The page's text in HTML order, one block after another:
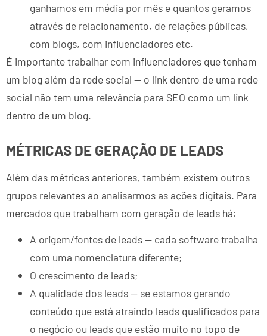
ganhamos em média por mês e quantos geramos
através de relacionamento, de relações públicas,
com blogs, com influenciadores etc.
É importante trabalhar com influenciadores que tenham
um blog além da rede social — o link dentro de uma rede
social não tem uma relevância para SEO como um link
dentro de um blog.
MÉTRICAS DE GERAÇÃO DE LEADS
Além das métricas anteriores, também existem outros
grupos relevantes ao analisarmos as ações digitais. Para
mercados que trabalham com geração de leads há:
A origem/fontes de leads — cada software trabalha
com uma nomenclatura diferente;
O crescimento de leads;
A qualidade dos leads — se estamos gerando
conteúdo que está atraindo leads qualificados para
o negócio ou leads que estão muito no topo de